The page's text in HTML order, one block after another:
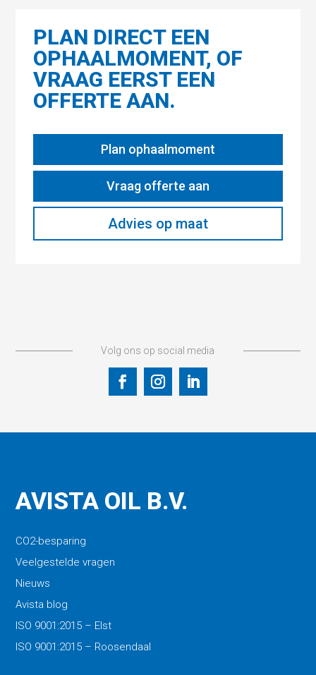
PLAN DIRECT EEN
OPHAALMOMENT, OF
VRAAG EERST EEN
OFFERTE AAN.
Plan ophaalmoment
Vraag offerte aan
Advies op maat
Volg ons op social media
AVISTA OIL B.V.
CO2-besparing
Veelgestelde vragen
Nieuws
Avista blog
ISO 9001:2015 – Elst
ISO 9001:2015 – Roosendaal